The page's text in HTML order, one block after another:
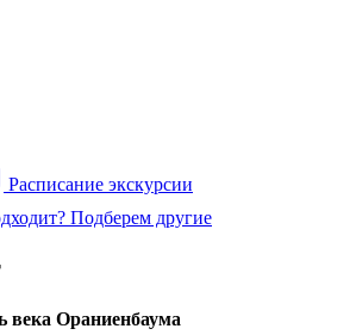
Расписание экскурсии
Подберем другие
века Ораниенбаума